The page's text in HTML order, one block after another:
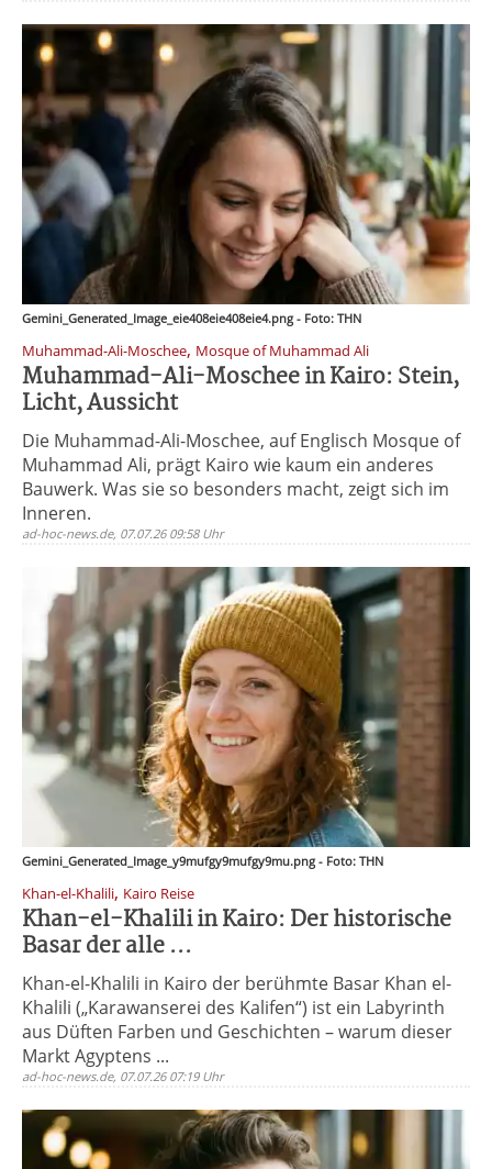
Gemini_Generated_Image_eie408eie408eie4.png - Foto: THN
Muhammad-Ali-Moschee, Mosque of Muhammad Ali
Muhammad-Ali-Moschee in Kairo: Stein,
Licht, Aussicht
Die Muhammad-Ali-Moschee, auf Englisch Mosque of
Muhammad Ali, prägt Kairo wie kaum ein anderes
Bauwerk. Was sie so besonders macht, zeigt sich im
Inneren.
ad-hoc-news.de, 07.07.26 09:58 Uhr
Gemini_Generated_Image_y9mufgy9mufgy9mu.png - Foto: THN
Khan-el-Khalili, Kairo Reise
Khan-el-Khalili in Kairo: Der historische
Basar der alle ...
Khan-el-Khalili in Kairo der berühmte Basar Khan el-
Khalili („Karawanserei des Kalifen“) ist ein Labyrinth
aus Düften Farben und Geschichten – warum dieser
Markt Agyptens ...
ad-hoc-news.de, 07.07.26 07:19 Uhr